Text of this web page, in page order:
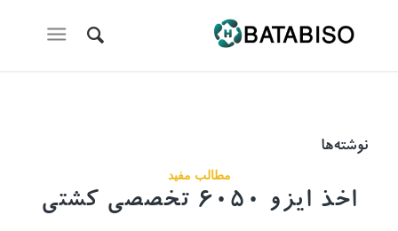
نوشته‌ها
مطالب مفید
اخذ ایزو 6050 تخصصی کشتی